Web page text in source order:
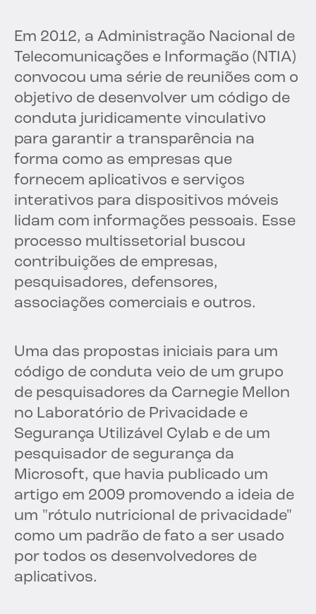
Em 2012, a Administração Nacional de
Telecomunicações e Informação (NTIA)
convocou uma série de reuniões com o
objetivo de desenvolver um código de
conduta juridicamente vinculativo
para garantir a transparência na
forma como as empresas que
fornecem aplicativos e serviços
interativos para dispositivos móveis
lidam com informações pessoais. Esse
processo multissetorial buscou
contribuições de empresas,
pesquisadores, defensores,
associações comerciais e outros.
Uma das propostas iniciais para um
código de conduta veio de um grupo
de pesquisadores da Carnegie Mellon
no Laboratório de Privacidade e
Segurança Utilizável Cylab e de um
pesquisador de segurança da
Microsoft, que havia publicado um
artigo em 2009 promovendo a ideia de
um "rótulo nutricional de privacidade"
como um padrão de fato a ser usado
por todos os desenvolvedores de
aplicativos.